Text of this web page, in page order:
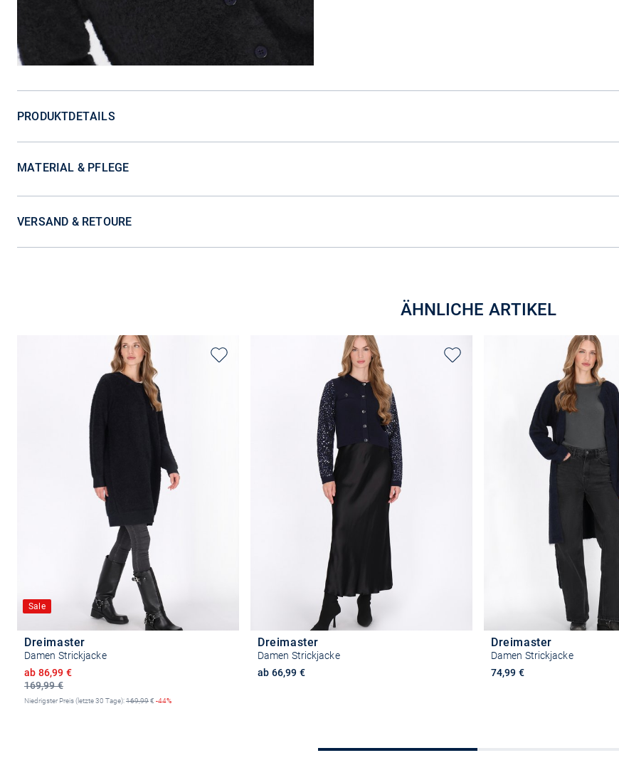
PRODUKTDETAILS
MATERIAL & PFLEGE
VERSAND & RETOURE
ÄHNLICHE ARTIKEL
Sale
Dreimaster
Damen Strickjacke
169,99 €
Ermäßigter Preis
ab 86,99 €
Niedrigster Preis (letzte 30 Tage):169,99€ -44%
Dreimaster
Damen Strickjacke
ab 66,99 €
Größe auswählen
Dreimaster
Damen Strickjacke
74,99 €